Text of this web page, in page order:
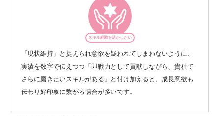
スキル経験を活かしたい
「現状維持」と捉えられ意欲を疑われてしまわないように、
実績を数字で伝えつつ「即戦力として貢献しながら、貴社で
さらに磨きたいスキルがある」と付け加えると、成長意欲も
伝わり好印象に繋がる場合が多いです。